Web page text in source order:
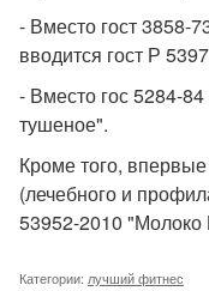
- Вместо гост 3858-
вводится гост Р
- Вместо гос 5284-
тушеное".
Кроме того,
(лечебного и
53952-2010
Категории: лучший фитнес